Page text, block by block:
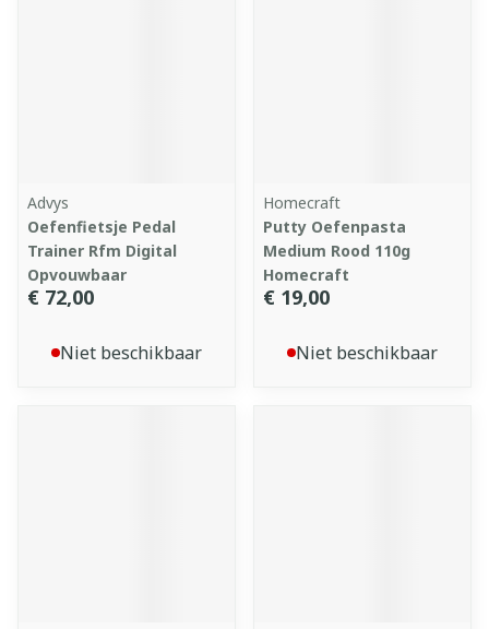
Advys
Oefenfietsje Pedal
Trainer Rfm Digital
Opvouwbaar
€ 72,00
Niet beschikbaar
Homecraft
Putty Oefenpasta
Medium Rood 110g
Homecraft
€ 19,00
Niet beschikbaar